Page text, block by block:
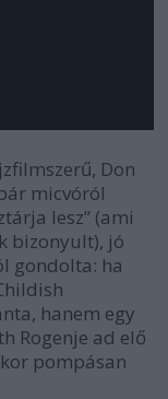
Don
micvóról
lesz” (ami
bizonyult), jó
gondolta: ha
, hanem egy
Rogenje ad elő
pompásan